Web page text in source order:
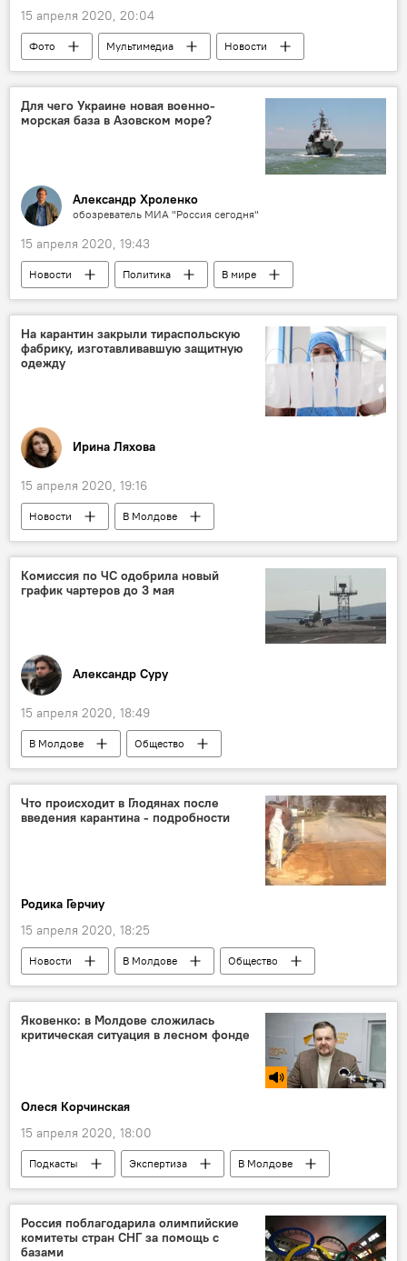
15 апреля 2020, 20:04
Фото Мультимедиа
Новости
Общество
В мире Коронавирус
Для чего Украине новая военно-
морская база в Азовском море?
Александр Хроленко
обозреватель МИА "Россия сегодня"
15 апреля 2020, 19:43
Новости Политика В мире
На карантин закрыли тираспольскую
фабрику, изготавливавшую защитную
одежду
Ирина Ляхова
15 апреля 2020, 19:16
Новости
В Молдове
Происшествия
Общество
Приднестровье
защита
Одема
Коронавирус
Комиссия по ЧС одобрила новый
график чартеров до 3 мая
Александр Суру
15 апреля 2020, 18:49
В Молдове
Общество
Коронавирус
Новости
Что происходит в Глодянах после
введения карантина - подробности
Родика Герчиу
15 апреля 2020, 18:25
Новости В Молдове
Общество
Глодяны
карантин Коронавирус
Яковенко: в Молдове сложилась
критическая ситуация в лесном фонде
Олеся Корчинская
15 апреля 2020, 18:00
Подкасты Экспертиза
В Молдове
Общество
Новости Коронавирус
Россия поблагодарила олимпийские
комитеты стран СНГ за помощь с
базами